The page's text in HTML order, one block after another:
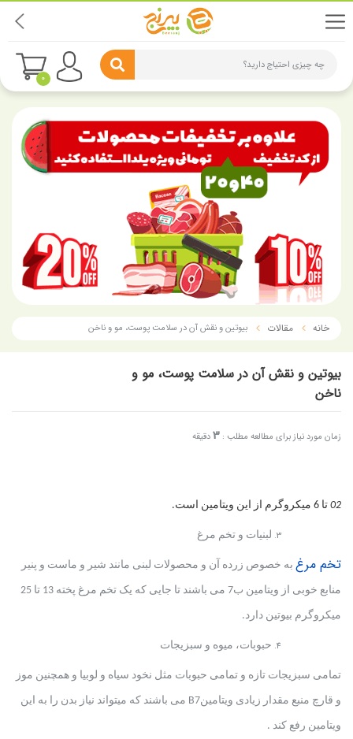
چه چیزی احتیاج دارید؟
0
خانه مقالات بیوتین و نقش آن در سلامت پوست، مو و ناخن
بیوتین و نقش آن در سلامت پوست، مو و
ناخن
زمان مورد نیاز برای مطالعه مطلب : 3دقیقه
02 تا 6 میکروگرم از این ویتامین است.
لبنیات و تخم­ مرغ
تخم مرغ به خصوص زرده آن و محصولات لبنی مانند شیر و ماست و پنیر
منابع خوبی از ویتامین ب7 می ­باشند تا جایی که یک تخم مرغ پخته 13 تا 25
میکروگرم بیوتین دارد.
حبوبات، میوه و سبزیجات
تمامی سبزیجات تازه و تمامی حبوبات مثل نخود سیاه و لوبیا و همچنین موز
و قارچ منبع مقدار زیادی ویتامینB7 می ­باشند که می­تواند نیاز بدن را به این
ویتامین رفع کند .